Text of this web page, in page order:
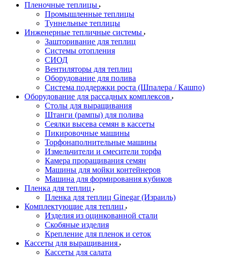
Пленочные теплицы
Промышленные теплицы
Туннельные теплицы
Инженерные тепличные системы
Зашторивание для теплиц
Системы отопления
СИОД
Вентиляторы для теплиц
Оборудование для полива
Система поддержки роста (Шпалера / Кашпо)
Оборудование для рассадных комплексов
Столы для выращивания
Штанги (рампы) для полива
Сеялки высева семян в кассеты
Пикировочные машины
Торфонаполнительные машины
Измельчители и смесители торфа
Камера проращивания семян
Машины для мойки контейнеров
Машина для формирования кубиков
Пленка для теплиц
Пленка для теплиц Ginegar (Израиль)
Комплектующие для теплиц
Изделия из оцинкованной стали
Скобяные изделия
Крепление для пленок и сеток
Кассеты для выращивания
Кассеты для салата